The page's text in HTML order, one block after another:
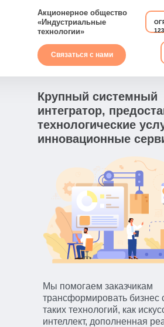
Крупный системный
интегратор,
технологические
инновационные
Мы помогаем заказчикам
трансформировать бизнес
таких технологий, как
интеллект, дополненная
Акционерное общество
«Индустриальные
технологии»
Связаться с нами